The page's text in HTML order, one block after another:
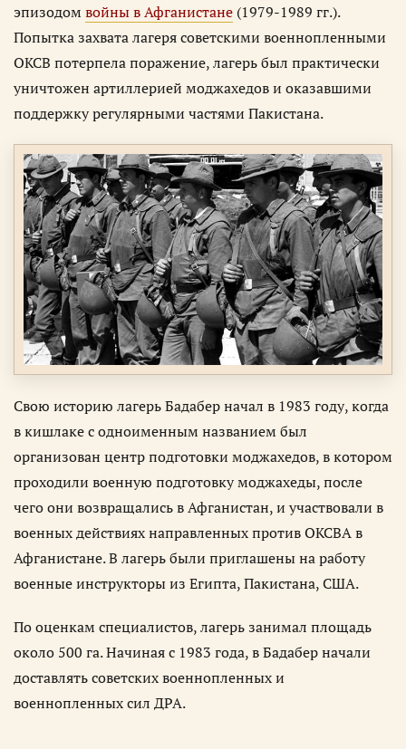
эпизодомвойны в Афганистане (1979-1989 гг.).
Попытка захвата лагеря советскими военнопленными
ОКСВ потерпела поражение, лагерь был практически
уничтожен артиллерией моджахедов и оказавшими
поддержку регулярными частями Пакистана.
Свою историю лагерь Бадабер начал в 1983 году, когда
в кишлаке с одноименным названием был
организован центр подготовки моджахедов, в котором
проходили военную подготовку моджахеды, после
чего они возвращались в Афганистан, и участвовали в
военных действиях направленных против ОКСВА в
Афганистане. В лагерь были приглашены на работу
военные инструкторы из Египта, Пакистана, США.
По оценкам специалистов, лагерь занимал площадь
около 500 га. Начиная с 1983 года, в Бадабер начали
доставлять советских военнопленных и
военнопленных сил ДРА.